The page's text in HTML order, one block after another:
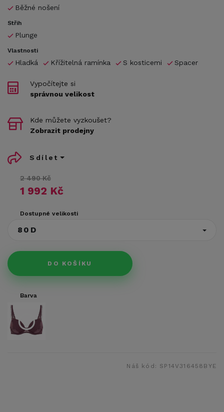
Běžné nošení
Střih
Plunge
Vlastnosti
Hladká Křížitelná ramínka S kosticemi Spacer
2 490 Kč
1 992 Kč
Dostupné velikosti
80D
DO KOŠÍKU
Vypočítejte si
správnou velikost
Kde můžete vyzkoušet?
Zobrazit prodejny
Sdílet
Barva
Náš kód: SP14V316458BYE